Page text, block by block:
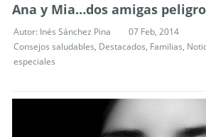
Ana y Mia…dos amigas
Autor: Inés Sánchez Pina
07 Feb, 2014
Consejos saludables, Destacados, Familias,
especiales